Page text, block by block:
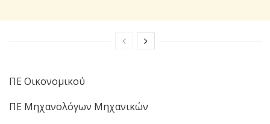
ΠΕ Οικονομικού
ΠΕ Μηχανολόγων Μηχανικών